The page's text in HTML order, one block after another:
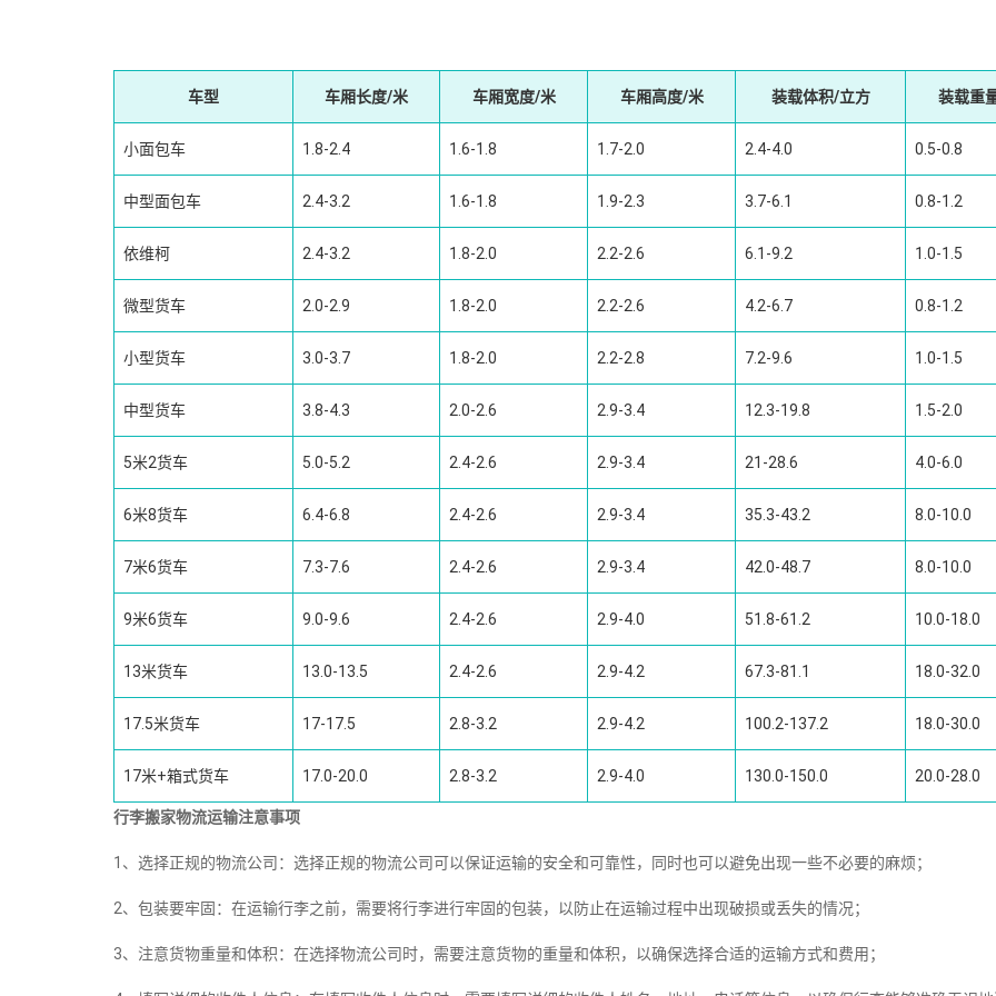
车型 车厢长度/米 车厢宽度/米 车厢高度/米 装载体积/立方 装载重
小面包车 1.8-2.4 1.6-1.8 1.7-2.0 2.4-4.0 0.5-0.8
中型面包车 2.4-3.2 1.6-1.8 1.9-2.3 3.7-6.1 0.8-1.2
依维柯 2.4-3.2 1.8-2.0 2.2-2.6 6.1-9.2 1.0-1.5
微型货车 2.0-2.9 1.8-2.0 2.2-2.6 4.2-6.7 0.8-1.2
小型货车 3.0-3.7 1.8-2.0 2.2-2.8 7.2-9.6 1.0-1.5
中型货车 3.8-4.3 2.0-2.6 2.9-3.4 12.3-19.8 1.5-2.0
5米2货车 5.0-5.2 2.4-2.6 2.9-3.4 21-28.6 4.0-6.0
6米8货车 6.4-6.8 2.4-2.6 2.9-3.4 35.3-43.2 8.0-10.0
7米6货车 7.3-7.6 2.4-2.6 2.9-3.4 42.0-48.7 8.0-10.0
9米6货车 9.0-9.6 2.4-2.6 2.9-4.0 51.8-61.2 10.0-18.0
13米货车 13.0-13.5 2.4-2.6 2.9-4.2 67.3-81.1 18.0-32.0
17.5米货车 17-17.5 2.8-3.2 2.9-4.2 100.2-137.2 18.0-30.0
17米+箱式货车 17.0-20.0 2.8-3.2 2.9-4.0 130.0-150.0 20.0-28.0
行李搬家物流运输注意事项
1、选择正规的物流公司：选择正规的物流公司可以保证运输的安全和可靠性，同时也可以避免出现一些不必要的麻烦；
2、包装要牢固：在运输行李之前，需要将行李进行牢固的包装，以防止在运输过程中出现破损或丢失的情况；
3、注意货物重量和体积：在选择物流公司时，需要注意货物的重量和体积，以确保选择合适的运输方式和费用；